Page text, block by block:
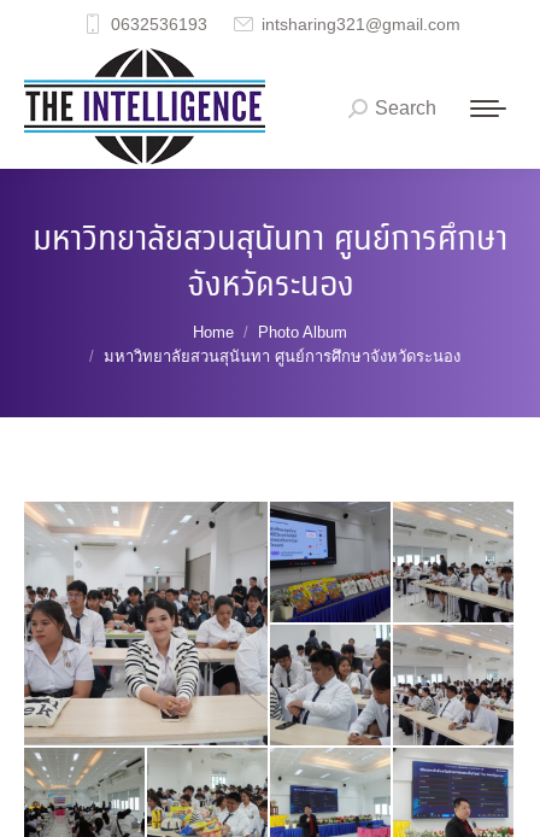
0632536193 intsharing321@gmail.com
Search:
Search
มหาวิทยาลัยสวนสุนันทา ศูนย์การศึกษา
จังหวัดระนอง
Home
Photo Album
มหาวิทยาลัยสวนสุนันทา ศูนย์การศึกษาจังหวัดระนอง